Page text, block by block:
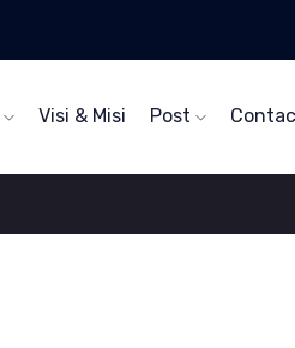
Visi & Misi Post